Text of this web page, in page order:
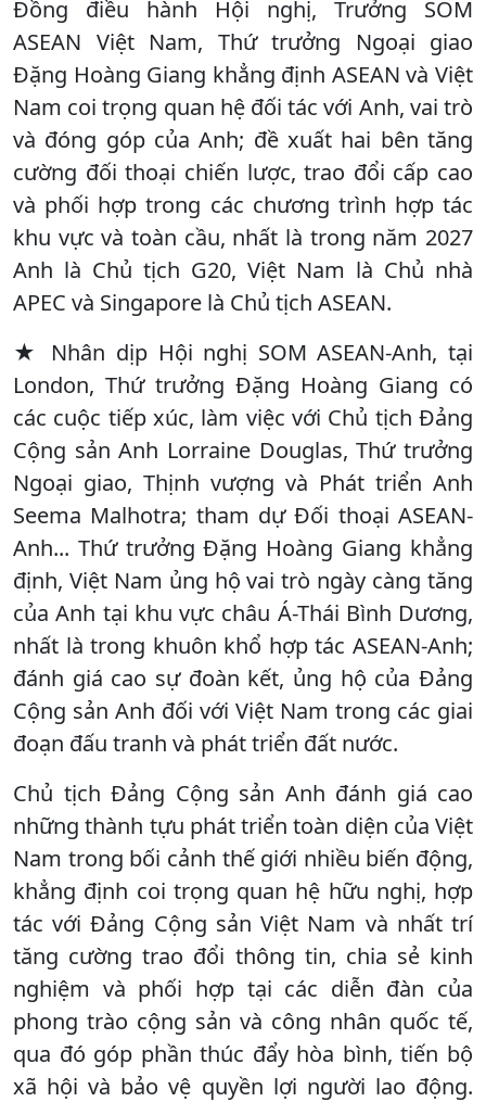
Đồng điều hành Hội nghị, Trưởng SOM
ASEAN Việt Nam, Thứ trưởng Ngoại giao
Đặng Hoàng Giang khẳng định ASEAN và Việt
Nam coi trọng quan hệ đối tác với Anh, vai trò
và đóng góp của Anh; đề xuất hai bên tăng
cường đối thoại chiến lược, trao đổi cấp cao
và phối hợp trong các chương trình hợp tác
khu vực và toàn cầu, nhất là trong năm 2027
Anh là Chủ tịch G20, Việt Nam là Chủ nhà
APEC và Singapore là Chủ tịch ASEAN.
★ Nhân dịp Hội nghị SOM ASEAN-Anh, tại
London, Thứ trưởng Đặng Hoàng Giang có
các cuộc tiếp xúc, làm việc với Chủ tịch Đảng
Cộng sản Anh Lorraine Douglas, Thứ trưởng
Ngoại giao, Thịnh vượng và Phát triển Anh
Seema Malhotra; tham dự Đối thoại ASEAN-
Anh... Thứ trưởng Đặng Hoàng Giang khẳng
định, Việt Nam ủng hộ vai trò ngày càng tăng
của Anh tại khu vực châu Á-Thái Bình Dương,
nhất là trong khuôn khổ hợp tác ASEAN-Anh;
đánh giá cao sự đoàn kết, ủng hộ của Đảng
Cộng sản Anh đối với Việt Nam trong các giai
đoạn đấu tranh và phát triển đất nước.
Chủ tịch Đảng Cộng sản Anh đánh giá cao
những thành tựu phát triển toàn diện của Việt
Nam trong bối cảnh thế giới nhiều biến động,
khẳng định coi trọng quan hệ hữu nghị, hợp
tác với Đảng Cộng sản Việt Nam và nhất trí
tăng cường trao đổi thông tin, chia sẻ kinh
nghiệm và phối hợp tại các diễn đàn của
phong trào cộng sản và công nhân quốc tế,
qua đó góp phần thúc đẩy hòa bình, tiến bộ
xã hội và bảo vệ quyền lợi người lao động.